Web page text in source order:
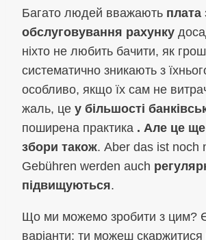
Багато людей вважають плата
обслуговування рахунку
ніхто не любить бачити, як
систематично зникають з
особливо, якщо їх сам не
жаль, це у більшості
поширена практика . Але це
збори також. Aber das ist noch
Gebühren werden auch
підвищуються.
Що ми можемо зробити з цим?
варіанти: ти можеш